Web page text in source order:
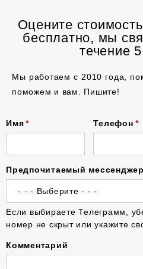
Оцените
бесплатно, мы
течение
Мы работаем с 2010 года,
поможем и вам. Пишите!
Имя Телефон
Предпочитаемый
Если выбираете Телеграмм,
номер не скрыт или укажите
Комментарий